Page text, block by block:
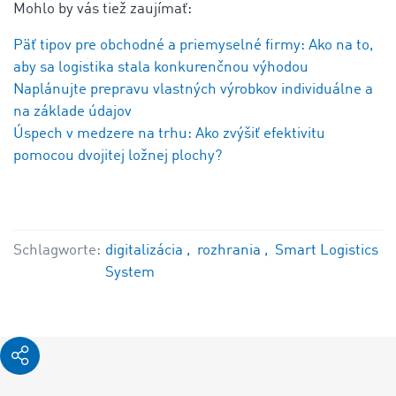
Mohlo by vás tiež zaujímať:
Päť tipov pre obchodné a priemyselné firmy: Ako na to,
aby sa logistika stala konkurenčnou výhodou
Naplánujte prepravu vlastných výrobkov individuálne a
na základe údajov
Úspech v medzere na trhu: Ako zvýšiť efektivitu
pomocou dvojitej ložnej plochy?
Schlagworte: digitalizácia rozhrania
Smart Logistics
System